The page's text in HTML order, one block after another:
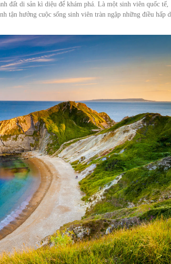
đất di sản kì diệu để khám phá. Là một sinh viên quốc tế,
tận hưởng cuộc sống sinh viên tràn ngập những điều hấp